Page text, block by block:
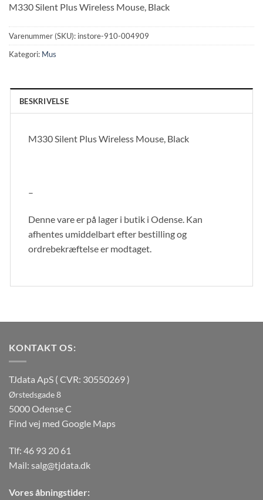
M330 Silent Plus Wireless Mouse, Black
Varenummer (SKU): instore-910-004909
Kategori: Mus
BESKRIVELSE
M330 Silent Plus Wireless Mouse, Black
–
Denne vare er på lager i butik i Odense. Kan
afhentes umiddelbart efter bestilling og
ordrebekræftelse er modtaget.
KONTAKT OS:
TJdata ApS ( CVR: 30550269 )
Ørstedsgade 8
5000 Odense C
Find vej med Google Maps
Tlf: 46 93 20 61
Mail: salg@tjdata.dk
Vores åbningstider: